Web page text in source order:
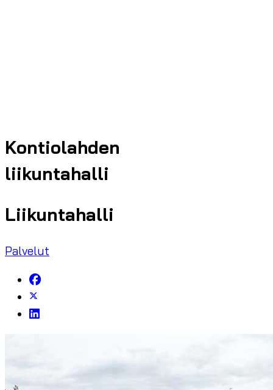
Kontiolahden
liikuntahalli
Liikuntahalli
Palvelut